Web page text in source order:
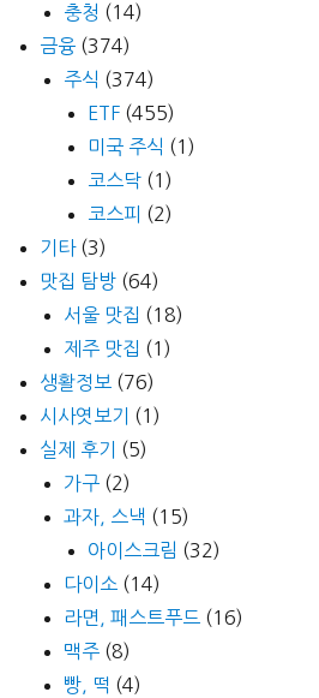
충청 (14)
금융 (374)
주식 (374)
ETF (455)
미국 주식 (1)
코스닥 (1)
코스피 (2)
기타(3)
맛집 탐방 (64)
서울 맛집 (18)
제주 맛집 (1)
생활정보 (76)
시사엿보기
(1)
실제 후기
(5)
가구 (2)
과자, 스낵 (15)
아이스크림 (32)
다이소 (14)
라면, 패스트푸드 (16)
맥주 (8)
빵, 떡 (4)